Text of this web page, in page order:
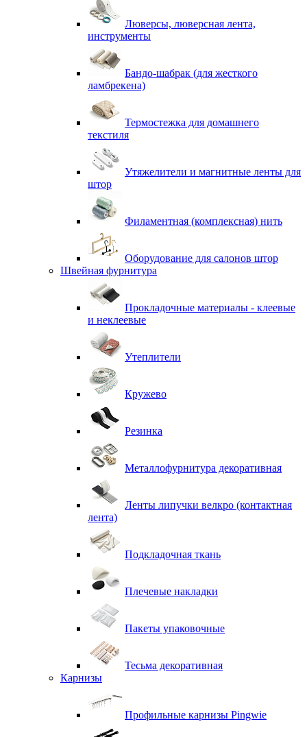
Люверсы, люверсная лента,
инструменты
Бандо-шабрак (для жесткого
ламбрекена)
Термостежка для домашнего
текстиля
Утяжелители и магнитные ленты для
штор
Филаментная (комплексная) нить
Оборудование для салонов штор
Швейная фурнитура
Прокладочные материалы - клеевые
и неклеевые
Утеплители
Кружево
Резинка
Металлофурнитура декоративная
Ленты липучки велкро (контактная
лента)
Подкладочная ткань
Плечевые накладки
Пакеты упаковочные
Тесьма декоративная
Карнизы
Профильные карнизы Pingwie